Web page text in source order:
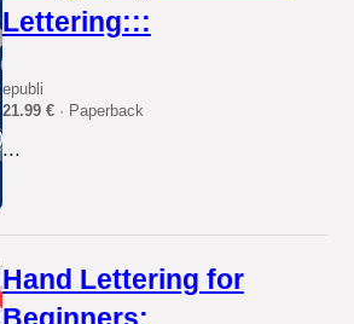
Lettering:::
epubli
21.99 €· Paperback
...
Hand Lettering for
Beginners: